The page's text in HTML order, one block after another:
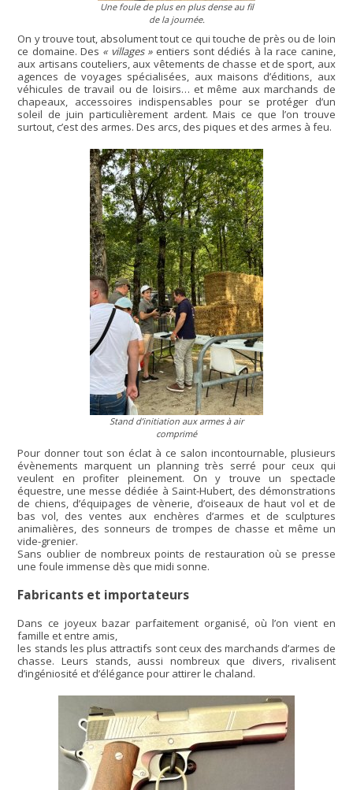
Une foule de plus en plus dense au fil
de la journée.
On y trouve tout, absolument tout ce qui touche de près ou de loin
ce domaine. Des « villages »entiers sont dédiés à la race canine,
aux artisans couteliers, aux vêtements de chasse et de sport, aux
agences de voyages spécialisées, aux maisons d’éditions, aux
véhicules de travail ou de loisirs… et même aux marchands de
chapeaux, accessoires indispensables pour se protéger d’un
soleil de juin particulièrement ardent. Mais ce que l’on trouve
surtout, c’est des armes. Des arcs, des piques et des armes à feu.
Stand d’initiation aux armes à air
comprimé
Pour donner tout son éclat à ce salon incontournable, plusieurs
évènements marquent un planning très serré pour ceux qui
veulent en profiter pleinement. On y trouve un spectacle
équestre, une messe dédiée à Saint-Hubert, des démonstrations
de chiens, d’équipages de vènerie, d’oiseaux de haut vol et de
bas vol, des ventes aux enchères d’armes et de sculptures
animalières, des sonneurs de trompes de chasse et même un
vide-grenier.
Sans oublier de nombreux points de restauration où se presse
une foule immense dès que midi sonne.
Fabricants et importateurs
Dans ce joyeux bazar parfaitement organisé, où l’on vient en
famille et entre amis,
les stands les plus attractifs sont ceux des marchands d’armes de
chasse. Leurs stands, aussi nombreux que divers, rivalisent
d’ingéniosité et d’élégance pour attirer le chaland.